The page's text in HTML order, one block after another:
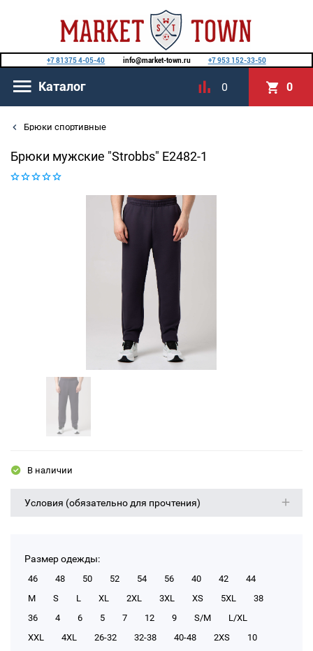
+7 81375 4-05-40 info@market-town.ru +7 953 152-33-50
Каталог 0 0
Брюки спортивные
Брюки мужские "Strobbs" E2482-1
В наличии
Условия (обязательно для прочтения)
Размер одежды:
46 48 50 52 54 56 40 42
44
M
S L XL 2XL 3XL XS 5XL
38
36
4 6 5 7 12 9 S/M
L/XL
XXL
4XL 26-32 32-38 40-48 2XS
10